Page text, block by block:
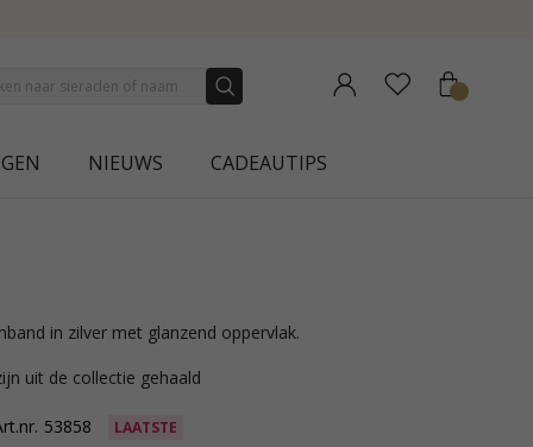
NIEUWS CADEAUTIPS
in zilver met glanzend oppervlak.
uit de collectie gehaald
53858 LAATSTE